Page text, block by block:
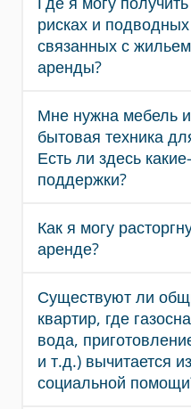
рисках и
связанных с
аренды?
Мне нужна мебель
бытовая техника
Есть ли здесь
поддержки?
Как я могу
аренде?
Существуют ли
квартир, где
вода,
и т.д.) вычитается
социальной